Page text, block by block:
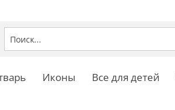
Иконы Все для детей